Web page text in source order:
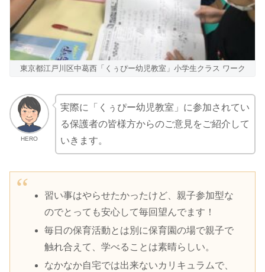
東京都江戸川区中葛西「くぅぴー幼児教室」小学生クラス ワーク
HERO
実際に「くぅぴー幼児教室」に参加されてい
る保護者の皆様方からのご意見をご紹介して
いきます。
習い事はやらせたかったけど、親子参加型な
のでとっても安心して毎回望んでます！
毎日の保育活動とは別に保育園の場で親子で
触れ合えて、学べることは素晴らしい。
なかなか自宅では出来ないカリキュラムで、